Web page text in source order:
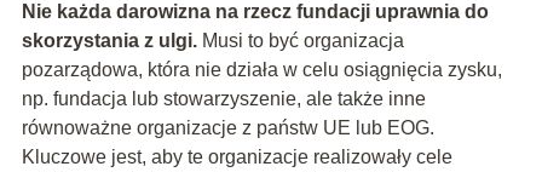
Nie każda darowizna na rzecz fundacji uprawnia do
skorzystania z ulgi.Musi to być organizacja
pozarządowa, która nie działa w celu osiągnięcia zysku,
np. fundacja lub stowarzyszenie, ale także inne
równoważne organizacje z państw UE lub EOG.
Kluczowe jest, aby te organizacje realizowały cele